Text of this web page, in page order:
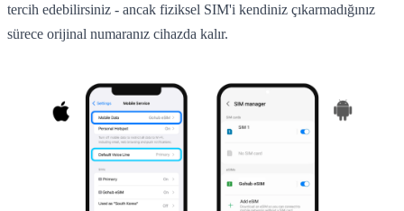
tercih edebilirsiniz - ancak fiziksel SIM'i kendiniz çıkarmadığınız
sürece orijinal numaranız cihazda kalır.